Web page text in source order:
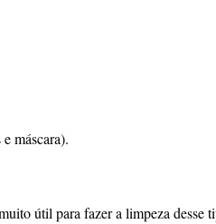
máscara).
útil para fazer a limpeza desse